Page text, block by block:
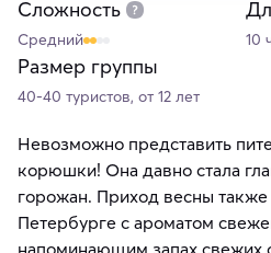
Сложность
Средний 10
Размер группы
40-40 туристов, от 12 лет
Невозможно представить
корюшки! Она давно стала
горожан. Приход весны
Петербурге с ароматом